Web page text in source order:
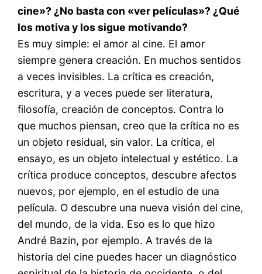
cine»? ¿No basta con «ver películas»? ¿Qué
los motiva y los sigue motivando?
Es muy simple: el amor al cine. El amor
siempre genera creación. En muchos sentidos
a veces invisibles. La crítica es creación,
escritura, y a veces puede ser literatura,
filosofía, creación de conceptos. Contra lo
que muchos piensan, creo que la crítica no es
un objeto residual, sin valor. La crítica, el
ensayo, es un objeto intelectual y estético. La
crítica produce conceptos, descubre afectos
nuevos, por ejemplo, en el estudio de una
película. O descubre una nueva visión del cine,
del mundo, de la vida. Eso es lo que hizo
André Bazin, por ejemplo. A través de la
historia del cine puedes hacer un diagnóstico